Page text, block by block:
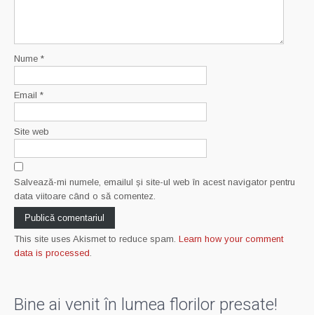
Nume *
Email *
Site web
Salvează-mi numele, emailul și site-ul web în acest navigator pentru
data viitoare când o să comentez.
This site uses Akismet to reduce spam. Learn how your comment
data is processed.
Bine ai venit în lumea florilor presate!